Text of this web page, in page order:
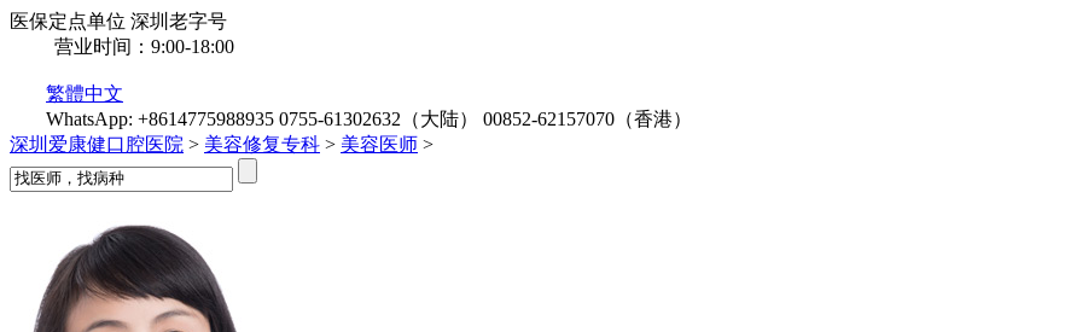
医保定点单位 深圳老字号
营业时间：9:00-18:00
繁體中文
WhatsApp: +8614775988935 0755-61302632（大陆）
00852-62157070（香港）
深圳爱康健口腔医院 > 美容修复专科 > 美容医师 >